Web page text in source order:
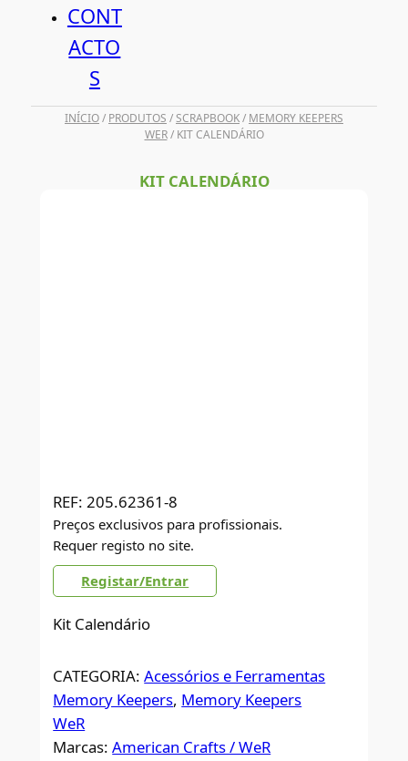
CONT
ACTO
S
INÍCIO/ PRODUTOS /SCRAPBOOK/ MEMORY KEEPERS
WER/ KIT CALENDÁRIO
KIT CALENDÁRIO
REF: 205.62361-8
Preços exclusivos para profissionais.
Requer registo no site.
Registar/Entrar
Kit Calendário
CATEGORIA:Acessórios e Ferramentas
Memory Keepers, Memory Keepers
WeR
Marcas:American Crafts / WeR